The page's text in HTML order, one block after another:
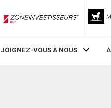
ZoneInvestisseurs RLP
JOIGNEZ-VOUS À NOUS